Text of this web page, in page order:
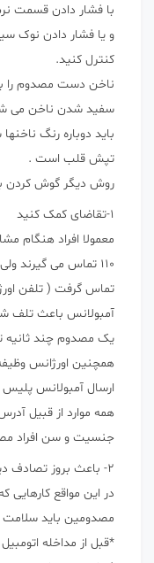
با فشار دادن قسمت
و یا فشار دادن نوک
کنترل کنید.
سفید شدن ناخن می
باید دوباره رنگ
تپش قلب است .
روش دیگر گوش
۱-تقاضای کمک کنید
معمولا افراد هنگام
۱۱۰ تماس می گیرند
آمبولانس باعث تلف
یک مصدوم چند ثانیه
همچنین اورژانس
ارسال آمبولانس
همه موارد از قبیل
جنسیت و سن افراد
۲- باعث بروز تصادف دیگری نشوید
در این مواقع کارهایی
مصدومین باید سلامت
*قبل از مداخله